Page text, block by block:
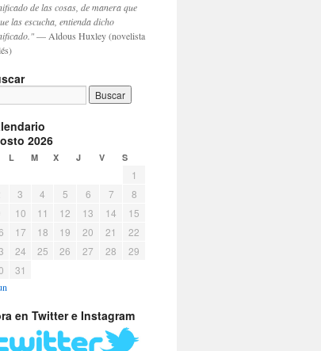
de las cosas, de manera que
las escucha, entienda dicho
— Aldous Huxley (novelista
2026
L M X J V S
1
3 4 5 6 7
8
10 11 12 13 14
15
17 18 19 20 21
22
24 25 26 27 28
29
31
en Twitter e Instagram